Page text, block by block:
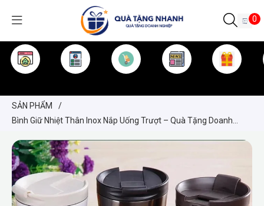
0
SẢN PHẨM
/
Bình Giữ Nhiệt Thân Inox Nắp Uống Trượt – Quà Tặng Doanh